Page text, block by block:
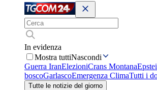
In evidenza
Mostra tuttiNascondi
Guerra IranElezioniCrans Montana
boscoGarlascoEmergenza ClimaTutti i
Tutte le notizie del giorno